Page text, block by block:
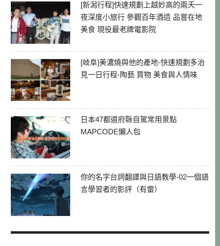
[新潟行程]快速規劃上越妙高的兩天一
夜深度小旅行 參觀百年酒造 品嘗在地
美食 現役最老牌電影院
[岐阜]美濃燒與他的產地-快速規劃多治
見一日行程-陶藝 買物 美食與人情味
日本47都道府縣自駕常用景點
MAPCODE懶人包
你的名字台詞翻譯與日語教學-02一個語
言學習者的影評（有雷）